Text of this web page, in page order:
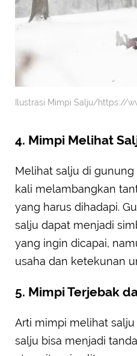
Ilustrasi Mimpi Salju/https://
4. Mimpi Melihat
Melihat salju di
kali melambangkan
yang harus dihadapi.
salju dapat menjadi
yang ingin dicapai,
usaha dan ketekunan
5. Mimpi Terjebak
Arti mimpi melihat
salju bisa menjadi